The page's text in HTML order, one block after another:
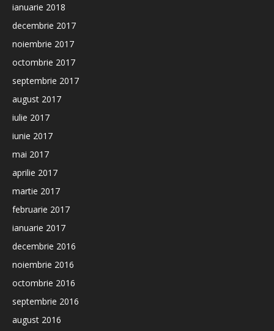
ianuarie 2018
decembrie 2017
noiembrie 2017
octombrie 2017
septembrie 2017
august 2017
iulie 2017
iunie 2017
mai 2017
aprilie 2017
martie 2017
februarie 2017
ianuarie 2017
decembrie 2016
noiembrie 2016
octombrie 2016
septembrie 2016
august 2016